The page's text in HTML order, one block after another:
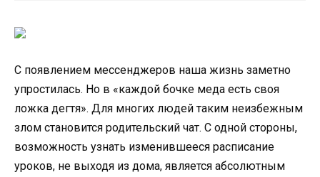
С появлением мессенджеров наша жизнь заметно
упростилась. Но в «каждой бочке меда есть своя
ложка дегтя». Для многих людей таким неизбежным
злом становится родительский чат. С одной стороны,
возможность узнать изменившееся расписание
уроков, не выходя из дома, является абсолютным